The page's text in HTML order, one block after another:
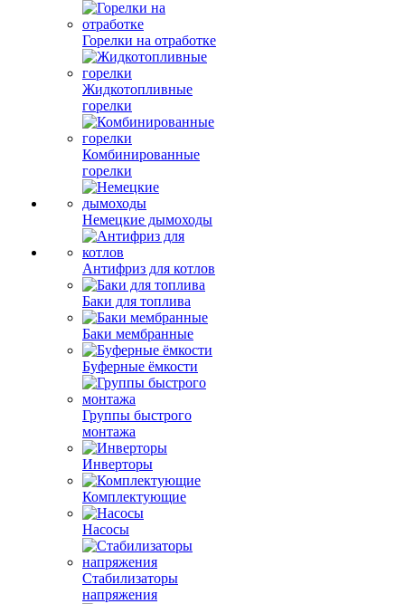
Горелки на отработке
Жидкотопливные
горелки
Комбинированные
горелки
Немецкие дымоходы
Антифриз для котлов
Баки для топлива
Баки мембранные
Буферные ёмкости
Группы быстрого
монтажа
Инверторы
Комплектующие
Насосы
Стабилизаторы
напряжения